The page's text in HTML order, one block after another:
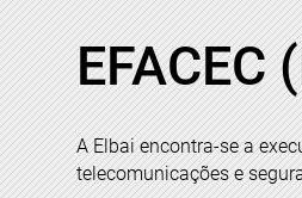
EFACEC
A Elbai encontra-se a
telecomunicações e